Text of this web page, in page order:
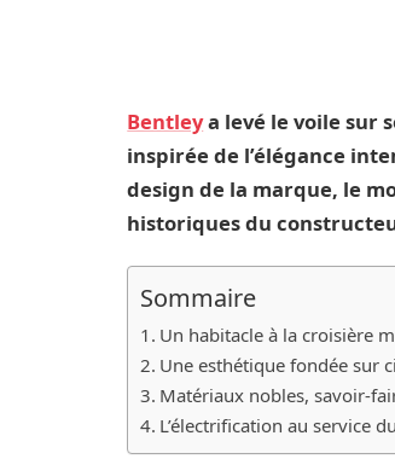
Bentleya levé le voile sur
inspirée de l’élégance
design de la marque, le
historiques du
Sommaire
Un habitacle à la croisière
Une esthétique fondée sur
Matériaux nobles, savoir-
L’électrification au service